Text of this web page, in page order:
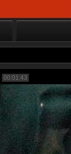
00:01:43